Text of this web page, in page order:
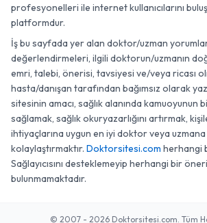
profesyonelleri ile internet kullanıcılarını
platformdur.
İş bu sayfada yer alan doktor/uzman
değerlendirmeleri, ilgili doktorun/uzmanın
emri, talebi, önerisi, tavsiyesi ve/veya ricası
hasta/danışan tarafından bağımsız olarak
sitesinin amacı, sağlık alanında kamuoyunun
sağlamak, sağlık okuryazarlığını artırmak,
ihtiyaçlarına uygun en iyi doktor veya uzmana
kolaylaştırmaktır. Doktorsitesi.com herhangi
Sağlayıcısını desteklemeyip herhangi bir
bulunmamaktadır.
© 2007 - 2026 Doktorsitesi.com. Tüm